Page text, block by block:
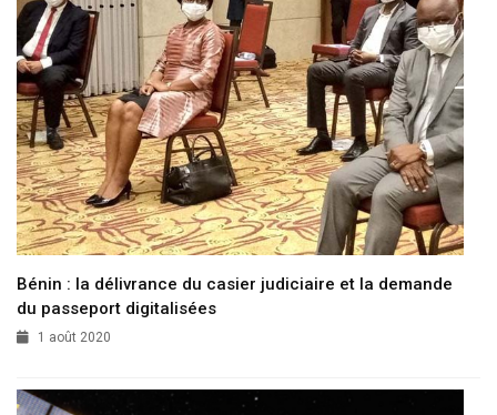
Bénin : la délivrance du casier judiciaire et la demande
du passeport digitalisées
1 août 2020